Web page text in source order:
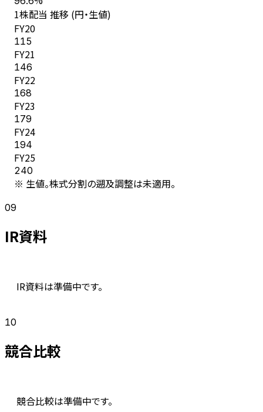
1株配当 推移 (円・生値)
FY20
115
FY21
146
FY22
168
FY23
179
FY24
194
FY25
240
※ 生値。株式分割の遡及調整は未適用。
09
IR資料
IR資料は準備中です。
10
競合比較
競合比較は準備中です。